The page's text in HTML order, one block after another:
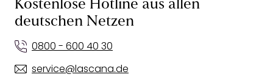
Kostenlose Hotline aus allen
deutschen Netzen
0800 - 600 40 30
service@lascana.de